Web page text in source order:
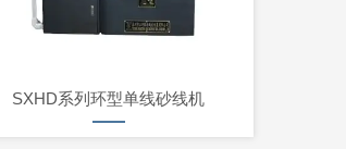
SXHD系列环型单线砂线机